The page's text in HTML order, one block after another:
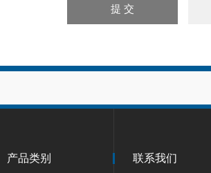
产品类别 联系我们